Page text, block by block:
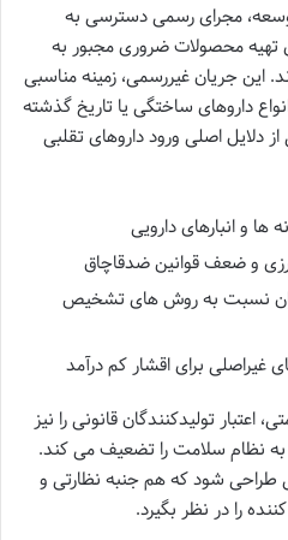
مجرای رسمی دسترسی به
تهیه محصولات ضروری مجبور به
این جریان غیررسمی، زمینه مناسبی
داروهای ساختگی یا تاریخ گذشته
دلایل اصلی ورود داروهای تقلبی
ها و انبارهای دارویی
و ضعف قوانین ضدقاچاق
نسبت به روش های تشخیص
غیراصلی برای اقشار کم درآمد
اعتبار تولیدکنندگان قانونی را نیز
به نظام سلامت را تضعیف می کند.
طراحی شود که هم جنبه نظارتی و
را در نظر بگیرد.